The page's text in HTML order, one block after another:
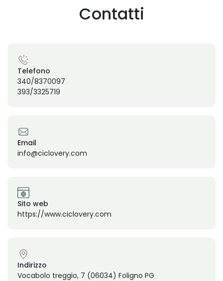
Contatti
Telefono
340/8370097
393/3325719
Email
info@ciclovery.com
Sito web
https://www.ciclovery.com
Indirizzo
Vocabolo treggio, 7 (06034) Foligno PG